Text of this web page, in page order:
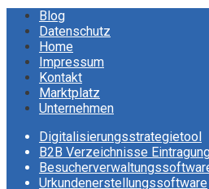
der
Beiträge
Blog
Datenschutz
Home
Impressum
Kontakt
Marktplatz
Unternehmen
Digitalisierungsstrategietool
B2B Verzeichnisse
Urkundenerstellungssoftware